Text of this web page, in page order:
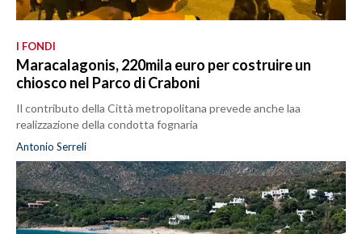
I FONDI
Maracalagonis, 220mila euro per costruire un
chiosco nel Parco di Craboni
Il contributo della Città metropolitana prevede anche laa
realizzazione della condotta fognaria
Antonio Serreli